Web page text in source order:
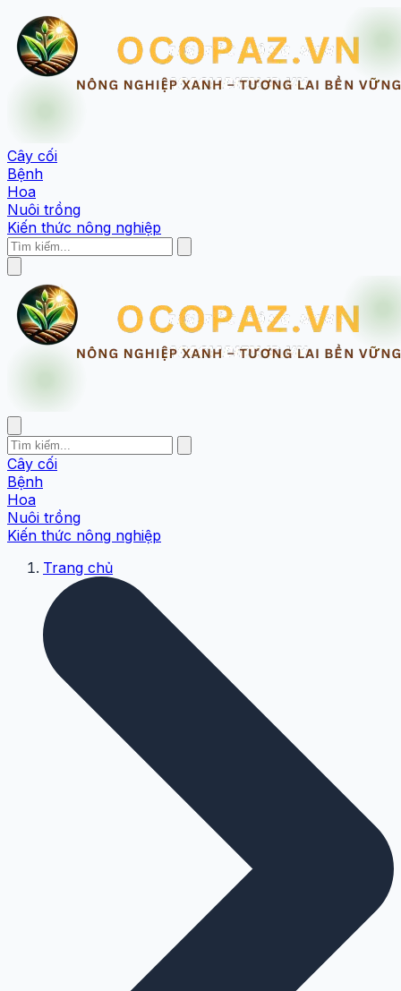
Cây cối
Bệnh
Hoa
Nuôi trồng
Kiến thức nông nghiệp
Cây cối
Bệnh
Hoa
Nuôi trồng
Kiến thức nông nghiệp
Trang chủ